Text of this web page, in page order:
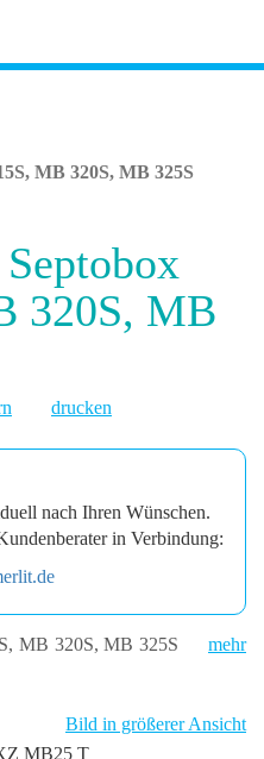
MB 320S, MB 325S
320S, MB
drucken
nach Ihren Wünschen.
in Verbindung:
MB 320S, MB 325S
mehr
Bild in größerer Ansicht